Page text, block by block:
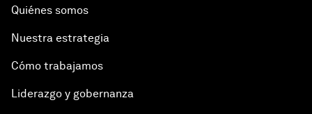
Quiénes somos
Nuestra estrategia
Cómo trabajamos
Liderazgo y gobernanza